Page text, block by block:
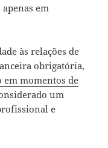
em
às relações de
obrigatória,
em momentos de
um
e